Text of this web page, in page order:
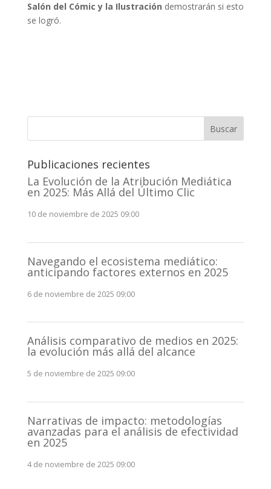
Salón del Cómic y la Ilustración demostrarán si esto
se logró.
Buscar
Publicaciones recientes
La Evolución de la Atribución Mediática
en 2025: Más Allá del Último Clic
10 de noviembre de 2025 09:00
Navegando el ecosistema mediático:
anticipando factores externos en 2025
6 de noviembre de 2025 09:00
Análisis comparativo de medios en 2025:
la evolución más allá del alcance
5 de noviembre de 2025 09:00
Narrativas de impacto: metodologías
avanzadas para el análisis de efectividad
en 2025
4 de noviembre de 2025 09:00